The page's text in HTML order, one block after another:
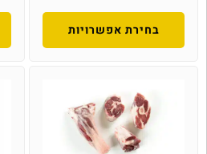
בחירת אפשרויות